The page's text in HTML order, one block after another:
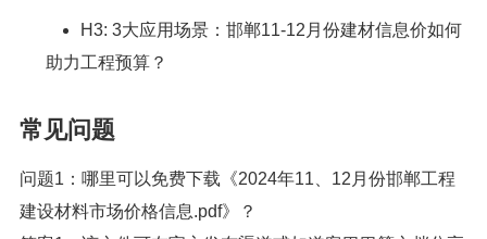
H3: 3大应用场景：邯郸11-12月份建材信息价如何
助力工程预算？
常见问题
问题1：哪里可以免费下载《2024年11、12月份邯郸工程
建设材料市场价格信息.pdf》？